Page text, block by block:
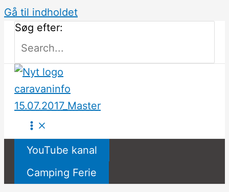
Gå til indholdet
Søg efter:
YouTube kanal
Camping Ferie